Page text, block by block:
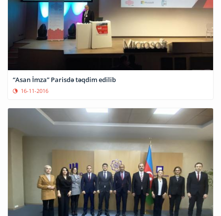
“Asan İmza” Parisdə təqdim edilib
16-11-2016